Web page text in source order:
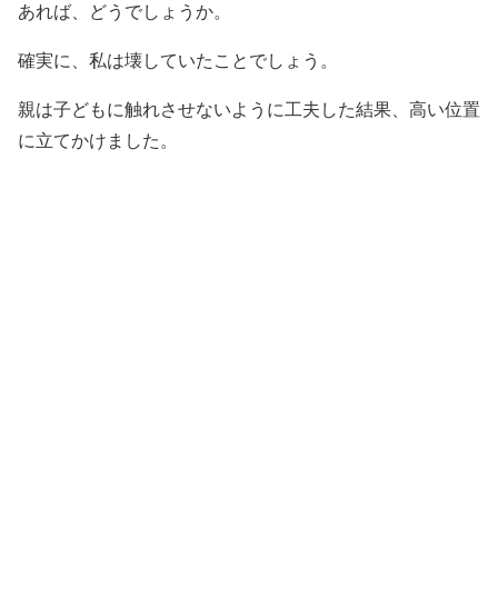
あれば、どうでしょうか。
確実に、私は壊していたことでしょう。
親は子どもに触れさせないように工夫した結果、高い位置
に立てかけました。